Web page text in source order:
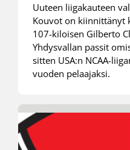
Uuteen liigakauteen
Kouvot on kiinnittänyt
107-kiloisen Gilberto
Yhdysvallan passit
sitten USA:n NCAA-
vuoden pelaajaksi.